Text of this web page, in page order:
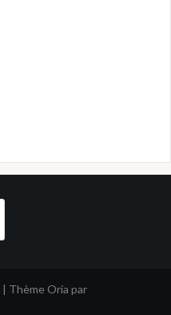
| Thème Oria par